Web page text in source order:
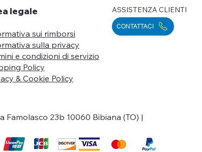
legale
sui rimborsi
sulla privacy
e condizioni di servizio
Policy
& Cookie Policy
Famolasco 23b 10060 Bibiana (TO) |
ASSISTENZA CLIENTI
CONTATTACI